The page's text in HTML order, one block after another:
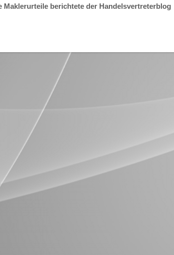
Maklerurteile berichtete der Handelsvertreterblog